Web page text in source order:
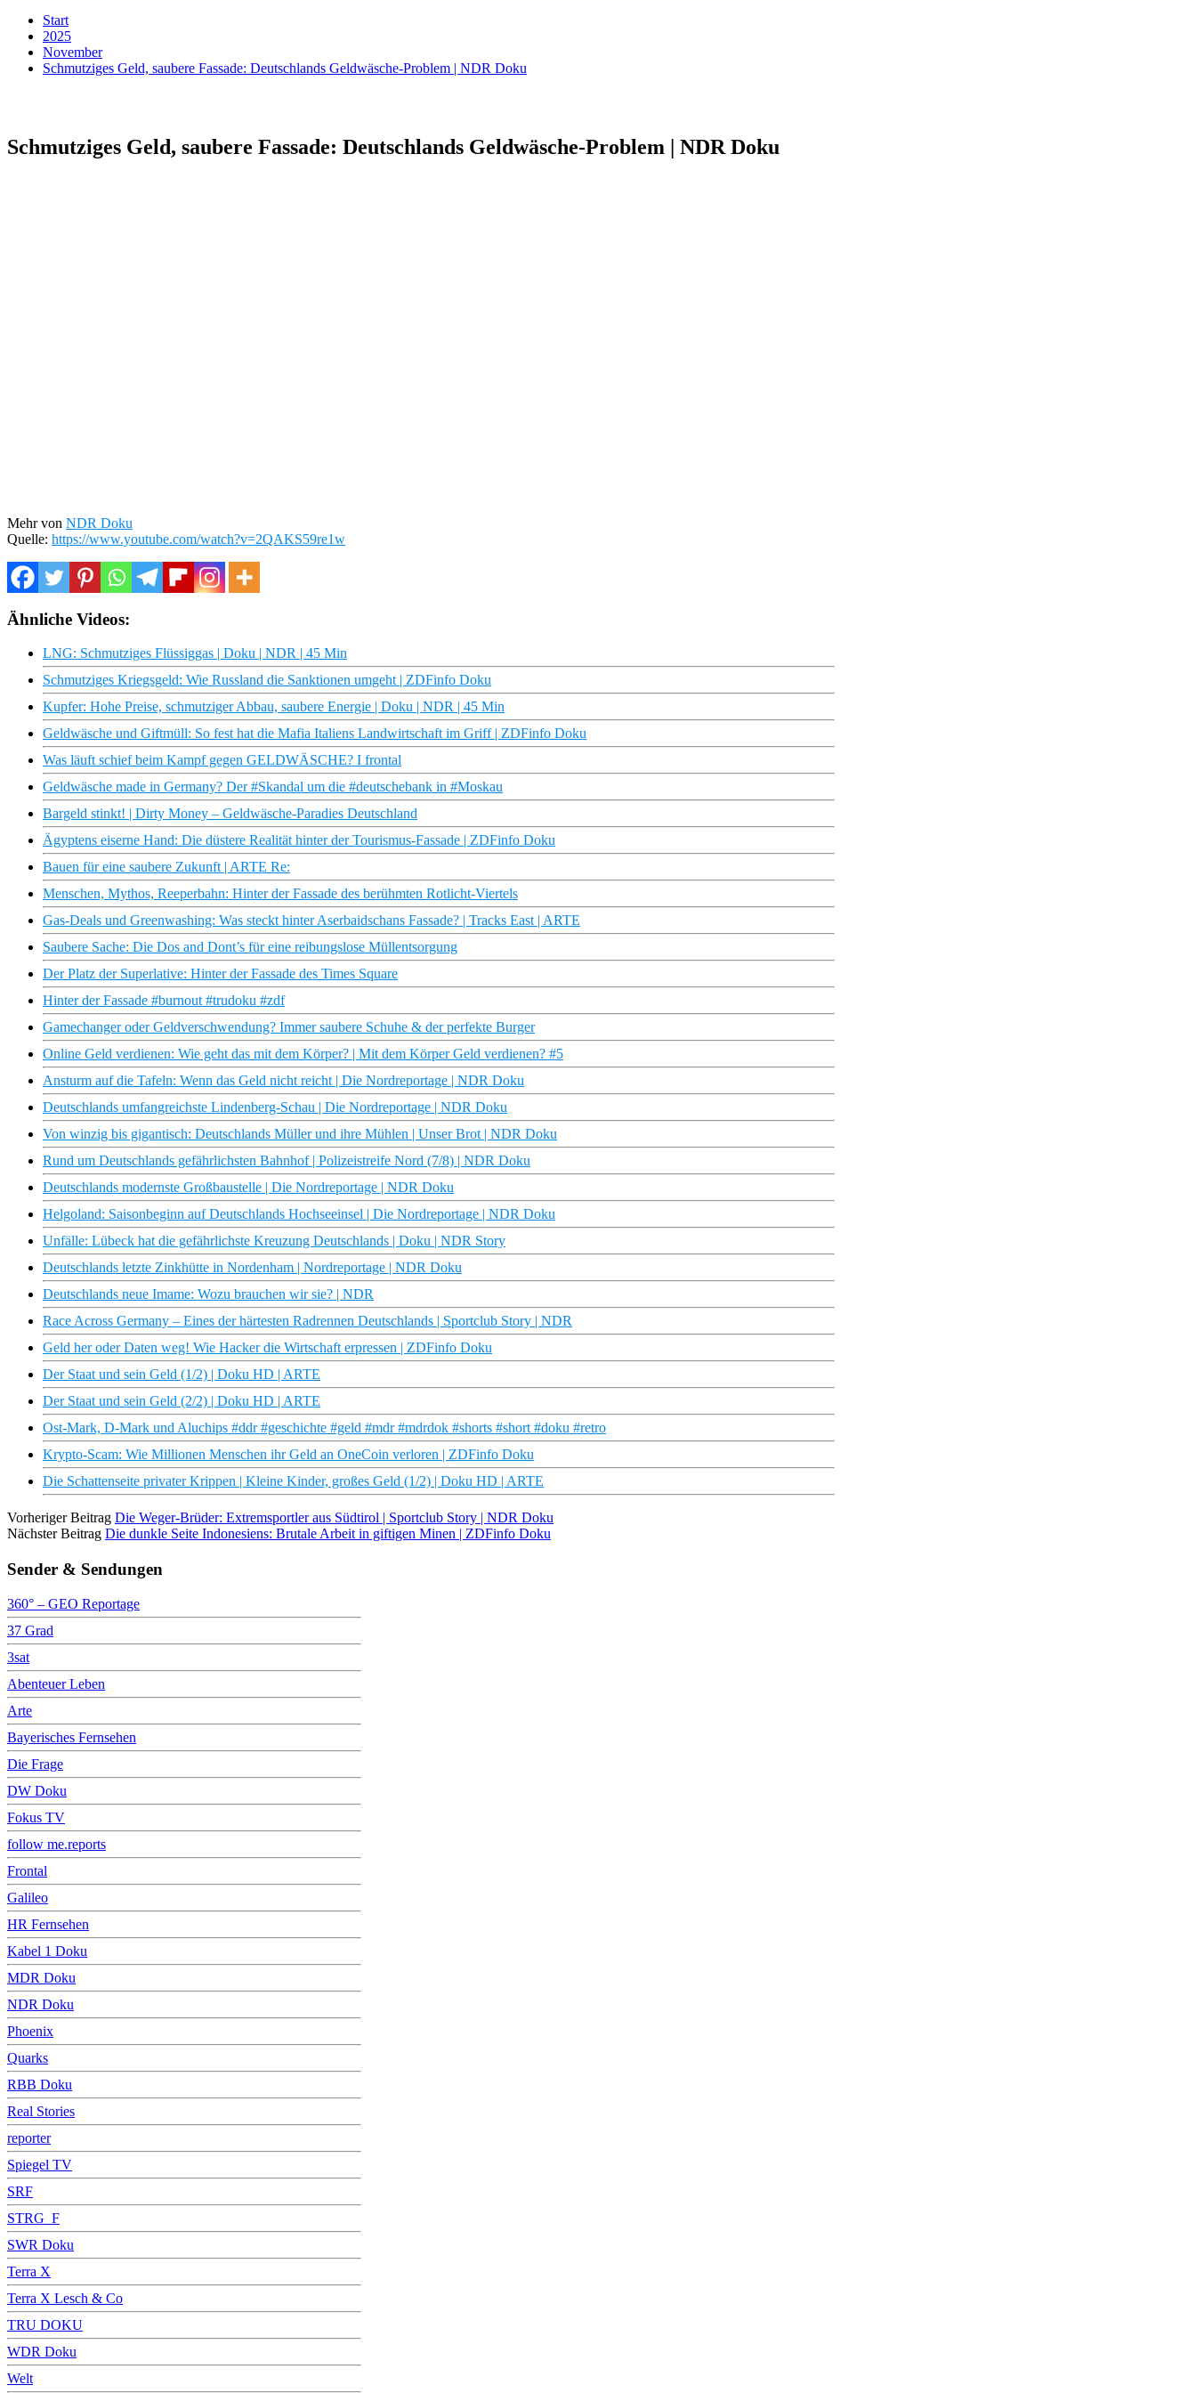
Start
2025
November
Schmutziges Geld, saubere Fassade: Deutschlands Geldwäsche-Problem | NDR Doku
Schmutziges Geld, saubere Fassade: Deutschlands Geldwäsche-Problem | NDR Doku
Mehr von NDR Doku
Quelle: https://www.youtube.com/watch?v=2QAKS59re1w
Ähnliche Videos:
LNG: Schmutziges Flüssiggas | Doku | NDR | 45 Min
Schmutziges Kriegsgeld: Wie Russland die Sanktionen umgeht | ZDFinfo Doku
Kupfer: Hohe Preise, schmutziger Abbau, saubere Energie | Doku | NDR | 45 Min
Geldwäsche und Giftmüll: So fest hat die Mafia Italiens Landwirtschaft im Griff | ZDFinfo Doku
Was läuft schief beim Kampf gegen GELDWÄSCHE? I frontal
Geldwäsche made in Germany? Der #Skandal um die #deutschebank in #Moskau
Bargeld stinkt! | Dirty Money – Geldwäsche-Paradies Deutschland
Ägyptens eiserne Hand: Die düstere Realität hinter der Tourismus-Fassade | ZDFinfo Doku
Bauen für eine saubere Zukunft | ARTE Re:
Menschen, Mythos, Reeperbahn: Hinter der Fassade des berühmten Rotlicht-Viertels
Gas-Deals und Greenwashing: Was steckt hinter Aserbaidschans Fassade? | Tracks East | ARTE
Saubere Sache: Die Dos and Dont’s für eine reibungslose Müllentsorgung
Der Platz der Superlative: Hinter der Fassade des Times Square
Hinter der Fassade #burnout #trudoku #zdf
Gamechanger oder Geldverschwendung? Immer saubere Schuhe & der perfekte Burger
Online Geld verdienen: Wie geht das mit dem Körper? | Mit dem Körper Geld verdienen? #5
Ansturm auf die Tafeln: Wenn das Geld nicht reicht | Die Nordreportage | NDR Doku
Deutschlands umfangreichste Lindenberg-Schau | Die Nordreportage | NDR Doku
Von winzig bis gigantisch: Deutschlands Müller und ihre Mühlen | Unser Brot | NDR Doku
Rund um Deutschlands gefährlichsten Bahnhof | Polizeistreife Nord (7/8) | NDR Doku
Deutschlands modernste Großbaustelle | Die Nordreportage | NDR Doku
Helgoland: Saisonbeginn auf Deutschlands Hochseeinsel | Die Nordreportage | NDR Doku
Unfälle: Lübeck hat die gefährlichste Kreuzung Deutschlands | Doku | NDR Story
Deutschlands letzte Zinkhütte in Nordenham | Nordreportage | NDR Doku
Deutschlands neue Imame: Wozu brauchen wir sie? | NDR
Race Across Germany – Eines der härtesten Radrennen Deutschlands | Sportclub Story | NDR
Geld her oder Daten weg! Wie Hacker die Wirtschaft erpressen | ZDFinfo Doku
Der Staat und sein Geld (1/2) | Doku HD | ARTE
Der Staat und sein Geld (2/2) | Doku HD | ARTE
Ost-Mark, D-Mark und Aluchips #ddr #geschichte #geld #mdr #mdrdok #shorts #short #doku #retro
Krypto-Scam: Wie Millionen Menschen ihr Geld an OneCoin verloren | ZDFinfo Doku
Die Schattenseite privater Krippen | Kleine Kinder, großes Geld (1/2) | Doku HD | ARTE
Vorheriger Beitrag Die Weger-Brüder: Extremsportler aus Südtirol | Sportclub Story | NDR Doku
Nächster Beitrag Die dunkle Seite Indonesiens: Brutale Arbeit in giftigen Minen | ZDFinfo Doku
Sender & Sendungen
360° – GEO Reportage
37 Grad
3sat
Abenteuer Leben
Arte
Bayerisches Fernsehen
Die Frage
DW Doku
Fokus TV
follow me.reports
Frontal
Galileo
HR Fernsehen
Kabel 1 Doku
MDR Doku
NDR Doku
Phoenix
Quarks
RBB Doku
Real Stories
reporter
Spiegel TV
SRF
STRG_F
SWR Doku
Terra X
Terra X Lesch & Co
TRU DOKU
WDR Doku
Welt